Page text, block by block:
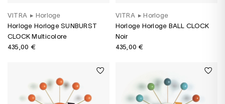
VITRA ▸ Horloge
Horloge Horloge SUNBURST
CLOCK Multicolore
435,00 €
VITRA ▸ Horloge
Horloge Horloge BALL CLOCK
Noir
435,00 €